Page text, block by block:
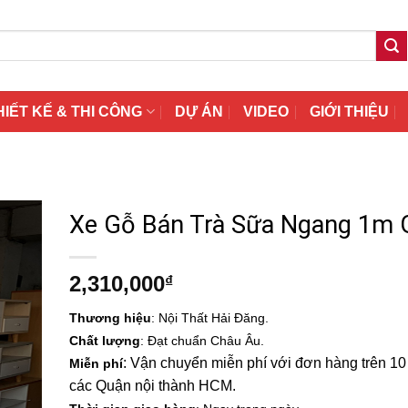
KẾ & THI CÔNG DỰ ÁN VIDEO GIỚI THIỆU
Xe Gỗ Bán Trà Sữa Ngang 1m
2,310,000₫
Thương hiệu: Nội Thất Hải Đăng.
Chất lượng: Đạt chuẩn Châu Âu.
Miễn phí: Vận chuyển miễn phí với đơn hàng trên
các Quận nội thành HCM.